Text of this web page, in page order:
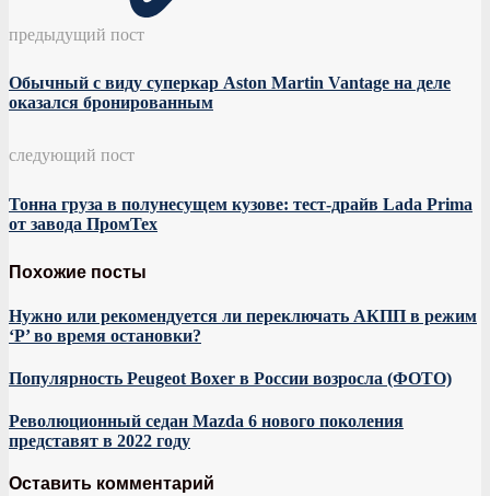
предыдущий пост
Обычный с виду суперкар Aston Martin Vantage на деле
оказался бронированным
следующий пост
Тонна груза в полунесущем кузове: тест-драйв Lada Prima
от завода ПромТех
Похожие посты
Нужно или рекомендуется ли переключать АКПП в режим
‘Р’ во время остановки?
Популярность Peugeot Boxer в России возросла (ФОТО)
Революционный седан Mazda 6 нового поколения
представят в 2022 году
Оставить комментарий